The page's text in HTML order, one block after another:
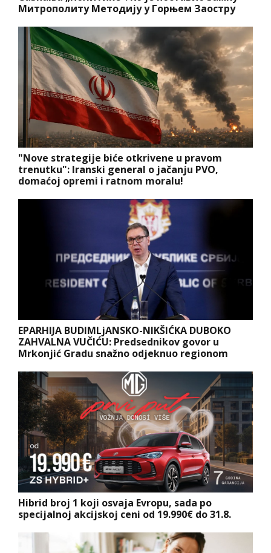
Митрополиту Методију у Горњем Заостру
"Nove strategije biće otkrivene u pravom
trenutku": Iranski general o jačanju PVO,
domaćoj opremi i ratnom moralu!
EPARHIJA BUDIMLjANSKO-NIKŠIĆKA DUBOKO
ZAHVALNA VUČIĆU: Predsednikov govor u
Mrkonjić Gradu snažno odjeknuo regionom
Hibrid broj 1 koji osvaja Evropu, sada po
specijalnoj akcijskoj ceni od 19.990€ do 31.8.